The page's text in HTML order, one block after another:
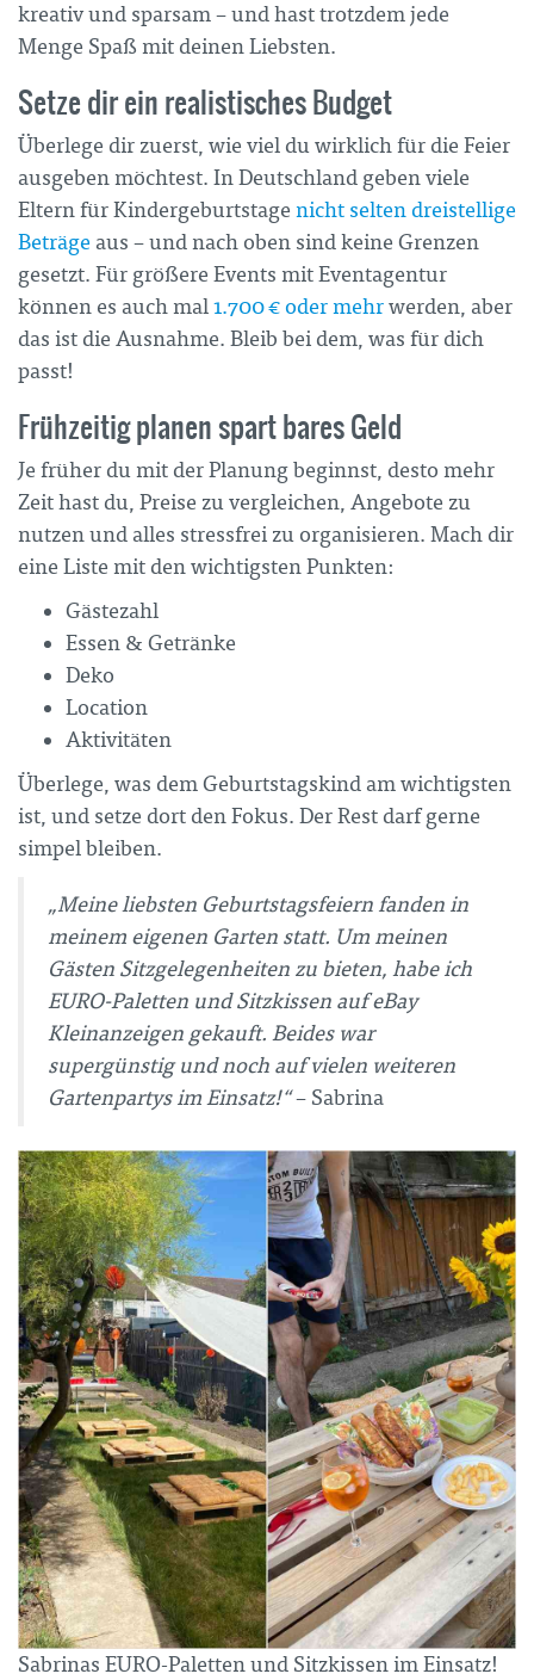
kreativ und sparsam – und hast trotzdem jede
Menge Spaß mit deinen Liebsten.
Setze dir ein realistisches Budget
Überlege dir zuerst, wie viel du wirklich für die Feier
ausgeben möchtest. In Deutschland geben viele
Eltern für Kindergeburtstage nicht selten dreistellige
Beträge aus – und nach oben sind keine Grenzen
gesetzt. Für größere Events mit Eventagentur
können es auch mal1.700 € oder mehrwerden, aber
das ist die Ausnahme. Bleib bei dem, was für dich
passt!
Frühzeitig planen spart bares Geld
Je früher du mit der Planung beginnst, desto mehr
Zeit hast du, Preise zu vergleichen, Angebote zu
nutzen und alles stressfrei zu organisieren. Mach dir
eine Liste mit den wichtigsten Punkten:
Gästezahl
Essen & Getränke
Deko
Location
Aktivitäten
Überlege, was dem Geburtstagskind am wichtigsten
ist, und setze dort den Fokus. Der Rest darf gerne
simpel bleiben.
„Meine liebsten Geburtstagsfeiern fanden in
meinem eigenen Garten statt. Um meinen
Gästen Sitzgelegenheiten zu bieten, habe ich
EURO-Paletten und Sitzkissen auf eBay
Kleinanzeigen gekauft. Beides war
supergünstig und noch auf vielen weiteren
Gartenpartys im Einsatz!“– Sabrina
Sabrinas EURO-Paletten und Sitzkissen im Einsatz!